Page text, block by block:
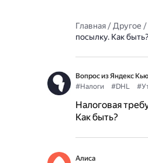
Главная/Другое /
посылку. Как
Вопрос из Яндекс Кью
#Налоги
#DHL
Налоговая
Как быть?
Алиса